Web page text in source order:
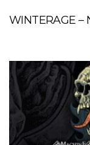
WINTERAGE –